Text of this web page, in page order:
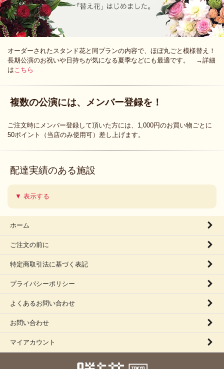
オーダーされたスタンド花と同プランの内容で、ほぼ丸ごと模様替え！
長期公演のお祝いや日持ちが気になる夏季などにも最適です。 →詳細
はこちら
複数の公演には、メンバー登録を！
ご注文時にメンバー登録して頂いた方には、1,000円のお買い物ごとに
50ポイント（当店のみ使用可）差し上げます。
配達実績のある施設
▼ 表示する
ホーム
ご注文の前に
特定商取引法に基づく表記
プライバシーポリシー
よくあるお問い合わせ
お問い合わせ
マイアカウント